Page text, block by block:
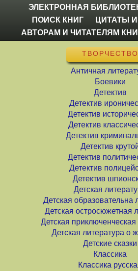
ЭЛЕКТРОННАЯ
ПОИСК КНИГ
ЦИТАТЫ
АВТОРАМ И ЧИТАТЕЛЯМ
ТВОРЧЕСТВО
Античная
Боевики
Детектив
Детектив
Детектив
Детектив
Детектив
Детектив
Детектив
Детектив
Детектив
Детская
Детская образовательна
Детская остросюжетная
Детская приключенческая
Детская литература о
Детские сказки
Классика
Классика